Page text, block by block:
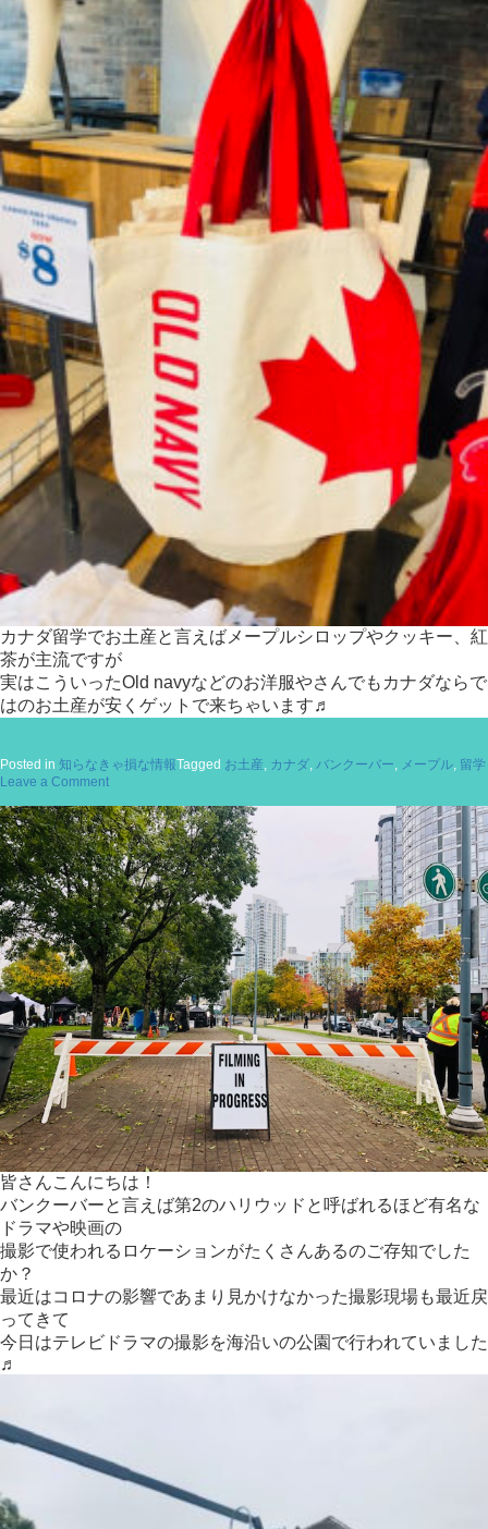
カナダ留学でお土産と言えばメープルシロップやクッキー、紅
茶が主流ですが
実はこういったOld navyなどのお洋服やさんでもカナダならで
はのお土産が安くゲットで来ちゃいます♬
Posted in 知らなきゃ損な情報Tagged お土産, カナダ, バンクーバー, メープル, 留学
Leave a Commenton
ナ
ダ
土
産
に
ぜ
ひ
♬
皆さんこんにちは！
バンクーバーと言えば第2のハリウッドと呼ばれるほど有名な
ドラマや映画の
撮影で使われるロケーションがたくさんあるのご存知でした
か？
最近はコロナの影響であまり見かけなかった撮影現場も最近戻
ってきて
今日はテレビドラマの撮影を海沿いの公園で行われていました
♬